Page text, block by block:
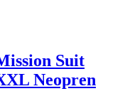
Suit
Neopren